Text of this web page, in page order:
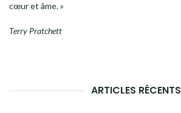
cœur et âme. »
Terry Pratchett
ARTICLES RÉCENTS